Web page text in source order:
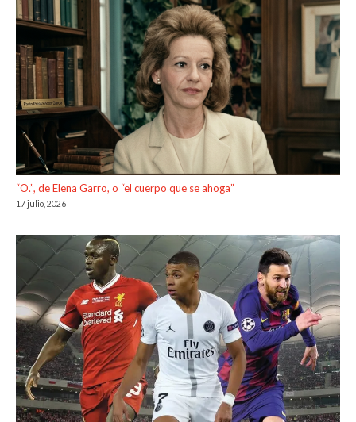
“O.”, de Elena Garro, o “el cuerpo que se ahoga”
17 julio, 2026